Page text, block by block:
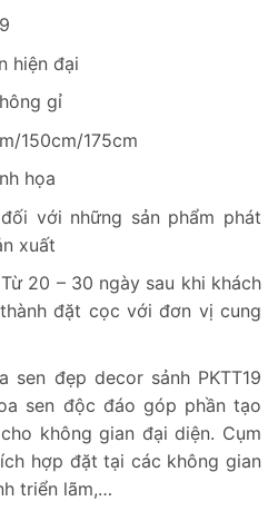
hiện đại
gỉ
150cm/175cm
họa
với những sản phẩm phát
xuất
Từ 20 – 30 ngày sau khi khách
đặt cọc với đơn vị cung
sen đẹp decor sảnh PKTT19
sen độc đáo góp phần tạo
không gian đại diện. Cụm
hợp đặt tại các không gian
triển lãm,…